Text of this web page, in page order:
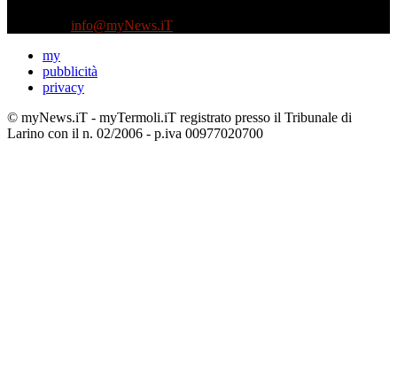
info@myNews.iT
my
pubblicità
privacy
© myNews.iT - myTermoli.iT registrato presso il Tribunale di
Larino con il n. 02/2006 - p.iva 00977020700